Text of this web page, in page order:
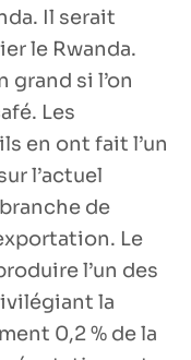
Il serait
le Rwanda.
grand si l’on
Les
en ont fait l’un
l’actuel
de
Le
l’un des
la
0,2 % de la